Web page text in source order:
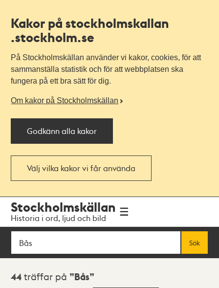
Kakor på stockholmskallan
.stockholm.se
På Stockholmskällan använder vi kakor, cookies, för att
sammanställa statistik och för att webbplatsen ska
fungera på ett bra sätt för dig.
Om kakor på Stockholmskällan
Godkänn alla kakor
Välj vilka kakor vi får använda
navigationen
huvudinnehållet
Stockholmskällan
Historia i ord, ljud och bild
Sök
Sök
Sökresultat
44 träffar på Bås